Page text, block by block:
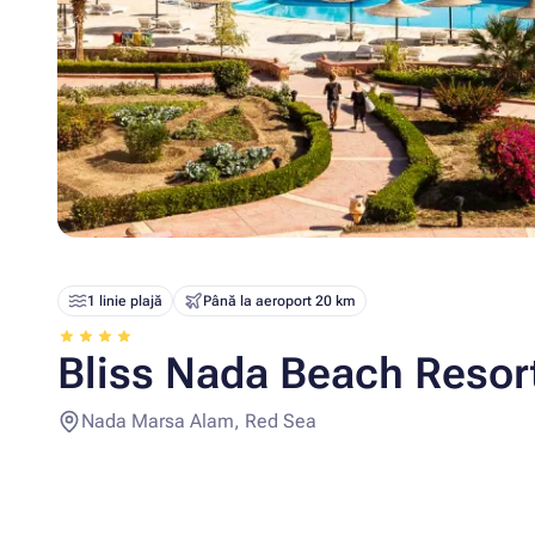
1 linie plajă Până la aeroport 20 km
Bliss Nada Beach
Nada Marsa Alam, Red Sea